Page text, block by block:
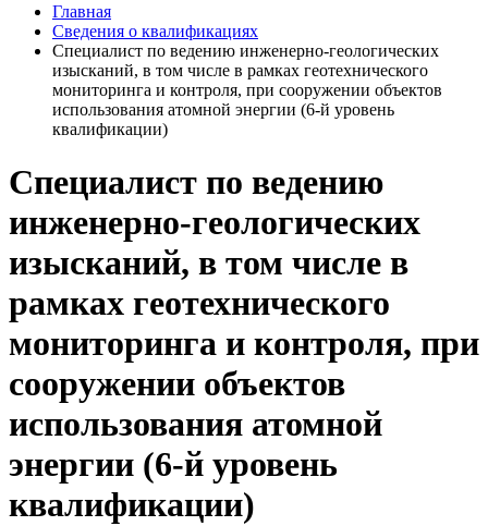
Главная
Сведения о квалификациях
Специалист по ведению инженерно-геологических
изысканий, в том числе в рамках геотехнического
мониторинга и контроля, при сооружении объектов
использования атомной энергии (6-й уровень
квалификации)
Специалист по ведению
инженерно-геологических
изысканий, в том числе в
рамках геотехнического
мониторинга и контроля, при
сооружении объектов
использования атомной
энергии (6-й уровень
квалификации)